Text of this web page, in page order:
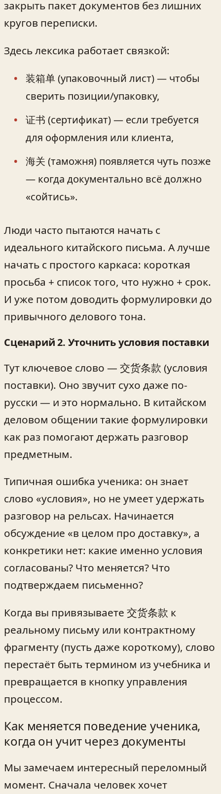
закрыть пакет документов без лишних
кругов переписки.
Здесь лексика работает связкой:
装箱单 (упаковочный лист) — чтобы
сверить позиции/упаковку,
证书 (сертификат) — если требуется
для оформления или клиента,
海关 (таможня) появляется чуть позже
— когда документально всё должно
«сойтись».
Люди часто пытаются начать с
идеального китайского письма. А лучше
начать с простого каркаса: короткая
просьба + список того, что нужно + срок.
И уже потом доводить формулировки до
привычного делового тона.
Сценарий 2. Уточнить условия поставки
Тут ключевое слово — 交货条款 (условия
поставки). Оно звучит сухо даже по-
русски — и это нормально. В китайском
деловом общении такие формулировки
как раз помогают держать разговор
предметным.
Типичная ошибка ученика: он знает
слово «условия», но не умеет удержать
разговор на рельсах. Начинается
обсуждение «в целом про доставку», а
конкретики нет: какие именно условия
согласованы? Что меняется? Что
подтверждаем письменно?
Когда вы привязываете 交货条款 к
реальному письму или контрактному
фрагменту (пусть даже короткому), слово
перестаёт быть термином из учебника и
превращается в кнопку управления
процессом.
Как меняется поведение ученика,
когда он учит через документы
Мы замечаем интересный переломный
момент. Сначала человек хочет